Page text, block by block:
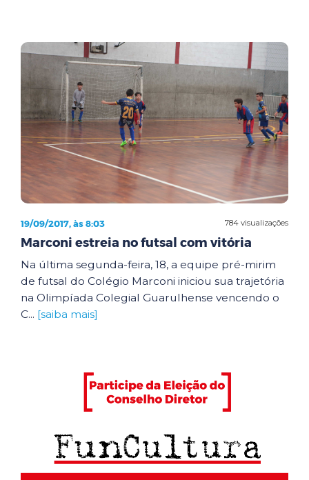
784 visualizações
19/09/2017, às 8:03
Marconi estreia no futsal com vitória
Na última segunda-feira, 18, a equipe pré-mirim
de futsal do Colégio Marconi iniciou sua trajetória
na Olimpíada Colegial Guarulhense vencendo o
C... [saiba mais]